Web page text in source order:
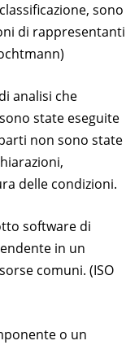
sono
di rappresentanti
analisi che
state eseguite
non sono state
delle condizioni.
software di
in un
comuni. (ISO
o un